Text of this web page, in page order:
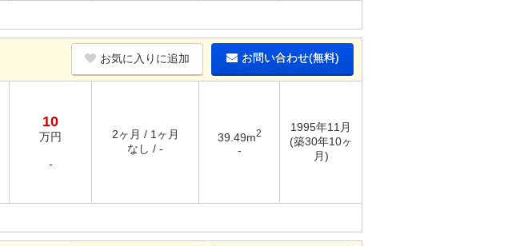
お気に入りに追加 お問い合わせ(無料)
10
万円
-
2ヶ月 / 1ヶ月
なし / -
39.49m2
-
1995年11月
(築30年10ヶ
月)